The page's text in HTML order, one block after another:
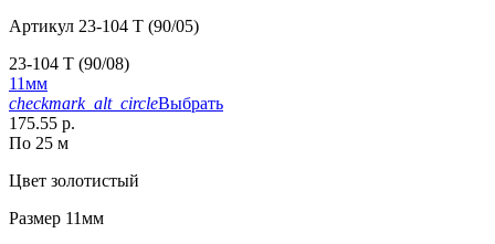
Артикул 23-104 T (90/05)
23-104 T (90/08)
11мм
checkmark_alt_circleВыбрать
175.55 р.
По 25 м
Цвет золотистый
Размер 11мм